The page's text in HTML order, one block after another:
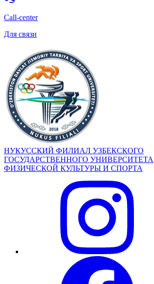
Call-center
Для связи
НУКУССКИЙ ФИЛИАЛ УЗБЕКСКОГО
ГОСУДАРСТВЕННОГО УНИВЕРСИТЕТА
ФИЗИЧЕСКОЙ КУЛЬТУРЫ И СПОРТА